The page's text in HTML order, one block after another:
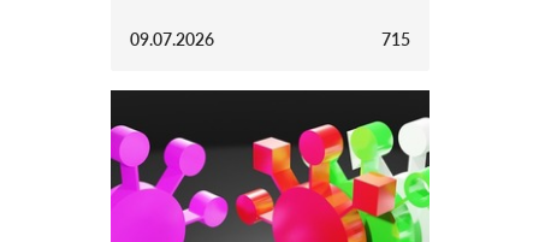
09.07.2026 715